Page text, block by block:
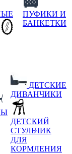
ПУФИКИ И
БАНКЕТКИ
ДЕТСКИЕ
ДИВАНЧИКИ
ДЕТСКИЙ
СТУЛЬЧИК
ДЛЯ
КОРМЛЕНИЯ